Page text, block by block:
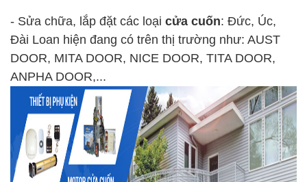
- Sửa chữa, lắp đặt các loại cửa cuốn: Đức, Úc,
Đài Loan hiện đang có trên thị trường như: AUST
DOOR, MITA DOOR, NICE DOOR, TITA DOOR,
ANPHA DOOR,...